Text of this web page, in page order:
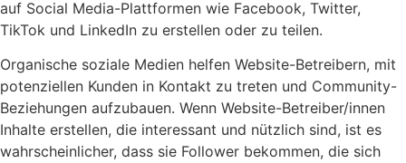
auf Social Media-Plattformen wie Facebook, Twitter,
TikTok und LinkedIn zu erstellen oder zu teilen.
Organische soziale Medien helfen Website-Betreibern, mit
potenziellen Kunden in Kontakt zu treten und Community-
Beziehungen aufzubauen. Wenn Website-Betreiber/innen
Inhalte erstellen, die interessant und nützlich sind, ist es
wahrscheinlicher, dass sie Follower bekommen, die sich